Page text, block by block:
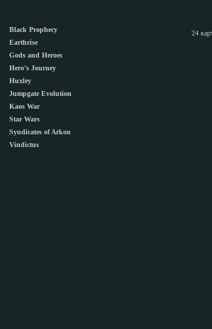
Black Prophecy
Earthrise
Gods and Heroes
Hero’s Journey
Huxley
Jumpgate Evolution
Kaos War
Star Wars
Syndicates of Arkon
Vindictus
24